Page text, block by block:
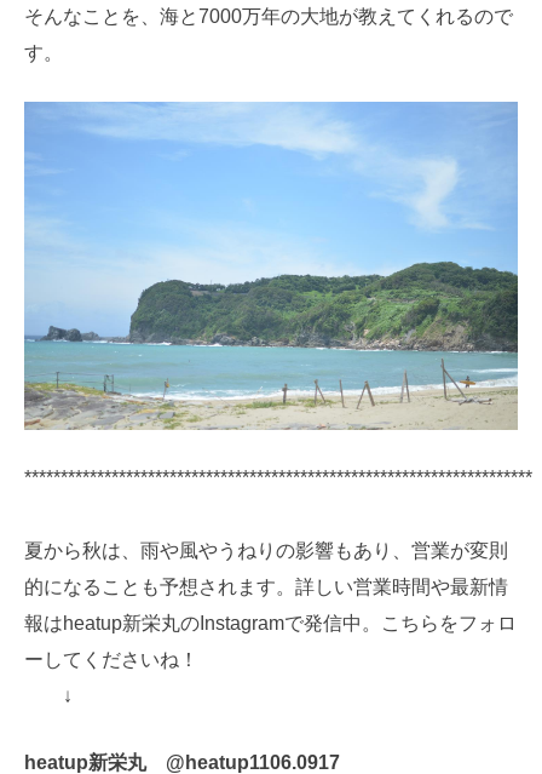
そんなことを、海と7000万年の大地が教えてくれるので
す。
**********************************************************************
夏から秋は、雨や風やうねりの影響もあり、営業が変則
的になることも予想されます。詳しい営業時間や最新情
報はheatup新栄丸のInstagramで発信中。こちらをフォロ
ーしてくださいね！
↓
heatup新栄丸 @heatup1106.0917